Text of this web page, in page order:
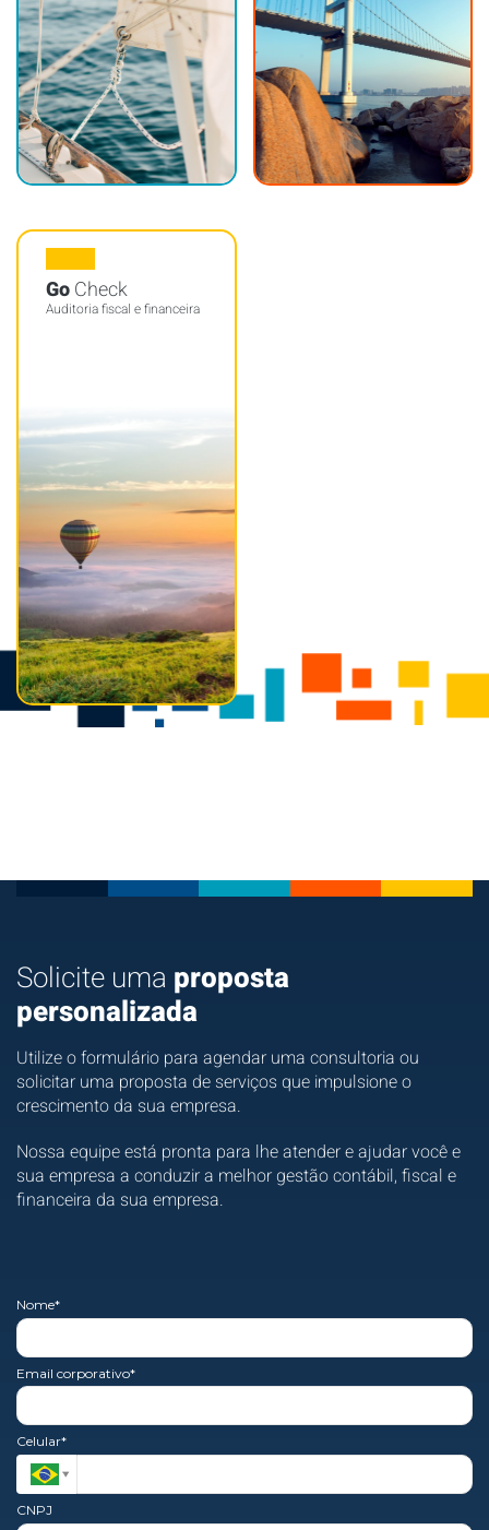
GoCheck
Auditoria fiscal e financeira
Solicite uma proposta
personalizada
Utilize o formulário para agendar uma consultoria ou
solicitar uma proposta de serviços que impulsione o
crescimento da sua empresa.
Nossa equipe está pronta para lhe atender e ajudar você e
sua empresa a conduzir a melhor gestão contábil, fiscal e
financeira da sua empresa.
Nome*
Email corporativo*
Celular*
CNPJ